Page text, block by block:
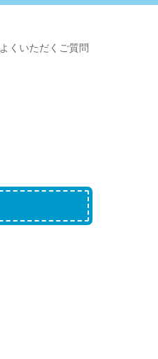
よくいただくご質問